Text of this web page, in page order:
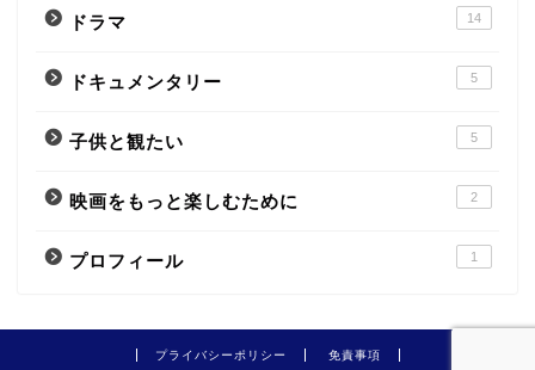
ドラマ 14
ドキュメンタリー 5
子供と観たい 5
映画をもっと楽しむために 2
プロフィール 1
プライバシーポリシー 免責事項